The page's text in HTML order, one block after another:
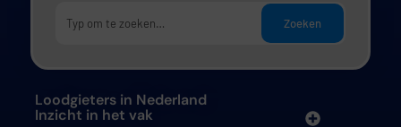
Inzicht in het vak
Loodgieters in Nederland
Zoeken